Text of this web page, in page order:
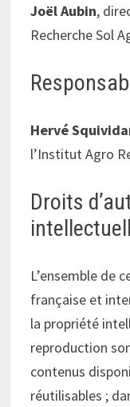
Joël Aubin,
Recherche Sol
Hervé
l’Institut Agro
Droits
L’ensemble de
française et
la propriété
reproduction
contenus
réutilisables ;